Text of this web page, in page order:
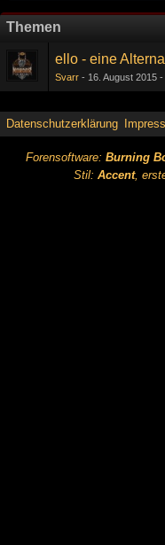
Themen
ello - eine
Svarr 16. August 2015
Datenschutzerklärung
Forensoftware: Burning
Stil: Accent,